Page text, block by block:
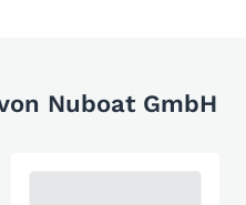
Nuboat GmbH